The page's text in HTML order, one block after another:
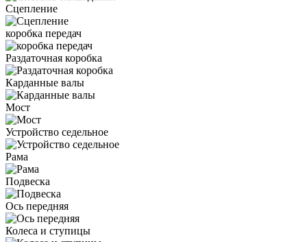
Сцепление
коробка передач
Раздаточная коробка
Карданные валы
Мост
Устройство седельное
Рама
Подвеска
Ось передняя
Колеса и ступицы